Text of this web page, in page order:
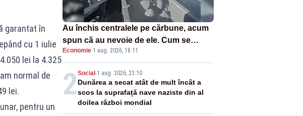
garantat în
cu 1 iulie
lei la 4.325
normal de
lei.
pentru un
Au închis centralele pe cărbune, acum
spun că au nevoie de ele. Cum se
pasează vina în plină criză energetică
Economie·1 aug. 2026, 18:11
2Social-1 aug. 2026, 23:10
Dunărea a secat atât de mult încât a
scos la suprafață nave naziste din al
doilea război mondial